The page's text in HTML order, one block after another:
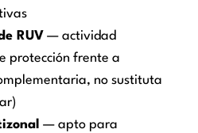
RUV — actividad
protección frente a
no sustituta
— apto para